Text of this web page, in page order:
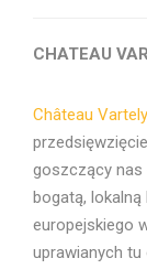
CHATEAU
Château Vartely
goszczący nas
bogatą,
europejskiego
uprawianych